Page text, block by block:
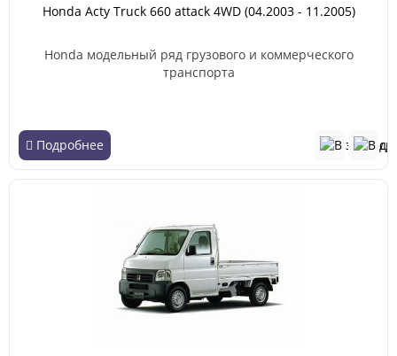
Honda Acty Truck 660 attack 4WD (04.2003 - 11.2005)
Honda модельный ряд грузового и коммерческого
транспорта
Подробнее